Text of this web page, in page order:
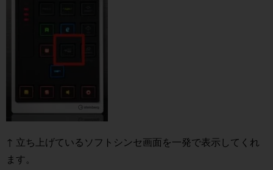
↑ 立ち上げているソフトシンセ画面を一発で表示してくれ
ます。